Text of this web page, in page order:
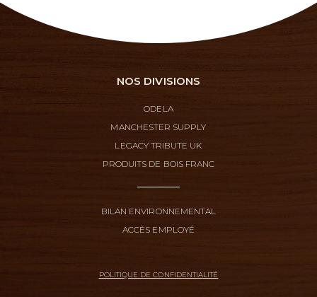
NOS DIVISIONS
ODELA
MANCHESTER SUPPLY
LEGACY TRIBUTE UK
PRODUITS DE BOIS FRANC
BILAN ENVIRONNEMENTAL
ACCÈS EMPLOYÉ
POLITIQUE DE CONFIDENTIALITÉ